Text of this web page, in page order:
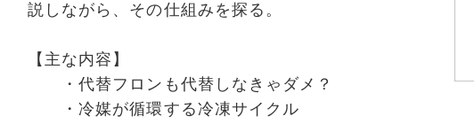
説しながら、その仕組みを探る。
【主な内容】
・代替フロンも代替しなきゃダメ？
・冷媒が循環する冷凍サイクル